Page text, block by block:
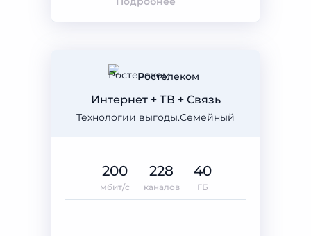
Ростелеком
Технологии выгоды.Семейный
Интернет + ТВ + Связь
200
мбит/с
228
каналов
40
ГБ